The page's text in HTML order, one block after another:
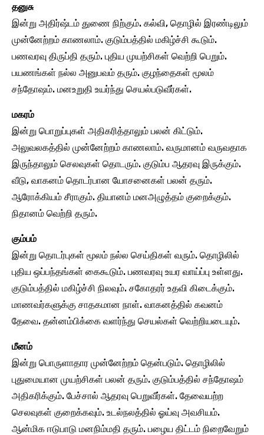
தனுசு
இன்று அதிர்ஷ்டம் துணை நிற்கும். கல்வி, தொழில் இரண்டிலும்
முன்னேற்றம் காணலாம். குடும்பத்தில் மகிழ்ச்சி கூடும்.
பணவரவு திருப்தி தரும். புதிய முயற்சிகள் வெற்றி பெறும்.
பயணங்கள் நல்ல அனுபவம் தரும். குழந்தைகள் மூலம்
சந்தோஷம். மனஉறுதி உயர்ந்து செயல்படுவீர்கள்.
மகரம்
இன்று பொறுப்புகள் அதிகரித்தாலும் பலன் கிட்டும்.
அலுவலகத்தில் முன்னேற்றம் காணலாம். வருமானம் வருவதாக
இருந்தாலும் செலவுகள் தொடரும். குடும்ப ஆதரவு இருக்கும்.
வீடு, வாகனம் தொடர்பான யோசனைகள் பலன் தரும்.
ஆரோக்கியம் சீராகும். தியானம் மனஅழுத்தம் குறைக்கும்.
நிதானம் வெற்றி தரும்.
கும்பம்
இன்று தொடர்புகள் மூலம் நல்ல செய்திகள் வரும். தொழிலில்
புதிய ஒப்பந்தங்கள் கைகூடும். பணவரவு உயர வாய்ப்பு உள்ளது.
குடும்பத்தில் மகிழ்ச்சி நிலவும். சகோதரர் உதவி கிடைக்கும்.
மாணவர்களுக்கு சாதகமான நாள். வாகனத்தில் கவனம்
தேவை. தன்னம்பிக்கை வளர்ந்து செயல்கள் வெற்றியடையும்.
மீனம்
இன்று பொருளாதார முன்னேற்றம் தென்படும். தொழிலில்
புதுமையான முயற்சிகள் பலன் தரும். குடும்பத்தில் சந்தோஷம்
அதிகரிக்கும். பேச்சால் ஆதரவு பெறுவீர்கள். தேவையற்ற
செலவுகள் குறைக்கவும். உடல்நலத்தில் ஓய்வு அவசியம்.
ஆன்மிக ஈடுபாடு மனநிம்மதி தரும். பழைய திட்டம் நிறைவேறும்